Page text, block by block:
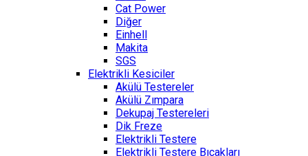
Cat Power
Diğer
Einhell
Makita
SGS
Elektrikli Kesiciler
Akülü Testereler
Akülü Zımpara
Dekupaj Testereleri
Dik Freze
Elektrikli Testere
Elektrikli Testere Bıçakları